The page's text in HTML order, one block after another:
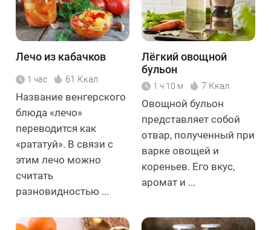
Лечо из кабачков
1 час 61 Ккал
Название венгерского
блюда «лечо»
переводится как
«рататуй». В связи с
этим лечо можно
считать
разновидностью ...
Лёгкий овощной
бульон
1 ч 10 м 7 Ккал
Овощной бульон
представляет собой
отвар, полученный при
варке овощей и
кореньев. Его вкус,
аромат и ...